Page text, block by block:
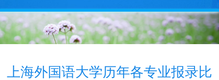
上海外国语大学历年各专业报录比